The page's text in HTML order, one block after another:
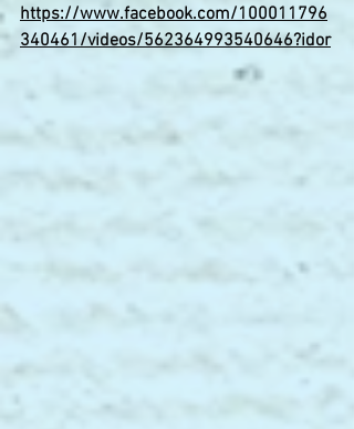
https://www.facebook.com/100011796
340461/videos/562364993540646?idor